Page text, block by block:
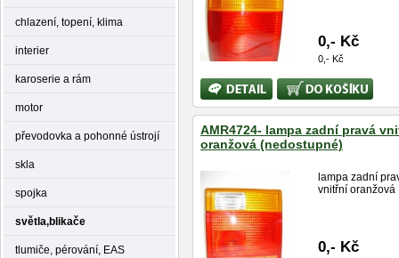
chlazení, topení, klima
interier
karoserie a rám
motor
převodovka a pohonné ústrojí
skla
spojka
světla,blikače
tlumiče, pérování, EAS
0,- Kč
0,- Kč
Bližší
informace
Koupit
AMR4724- lampa zadní pravá
oranžová (nedostupné)
lampa zadní
vnitřní oranžová
0,- Kč